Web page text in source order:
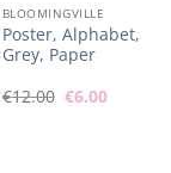
BLOOMINGVILLE
Poster, Alphabet,
Grey, Paper
€12.00 Algne
hind
€6.00